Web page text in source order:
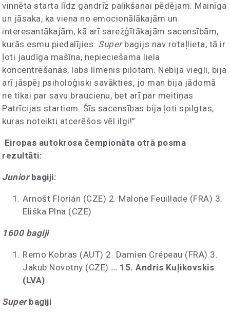
vinnēta starta līdz gandrīz palikšanai pēdējam. Mainīga
un jāsaka, ka viena no emocionālākajām un
interesantākajām, kā arī sarežģītākajām sacensībām,
kurās esmu piedalījies. Superbagijs nav rotaļlieta, tā ir
ļoti jaudīga mašīna, nepieciešama liela
koncentrēšanās, labs līmenis pilotam. Nebija viegli, bija
arī jāspēj psiholoģiski savākties, jo man bija jādomā
ne tikai par savu braucienu, bet arī par meitiņas
Patrīcijas startiem. Šīs sacensības bija ļoti spilgtas,
kuras noteikti atcerēšos vēl ilgi!”
Eiropas autokrosa čempionāta otrā posma
rezultāti:
Juniorbagiji:
Arnošt Florián (CZE) 2. Malone Feuillade (FRA) 3.
Eliška Plna (CZE)
1600 bagiji
Remo Kobras (AUT) 2. Damien Crépeau (FRA) 3.
Jakub Novotny (CZE) … 15. Andris Kuļikovskis
(LVA)
Superbagiji